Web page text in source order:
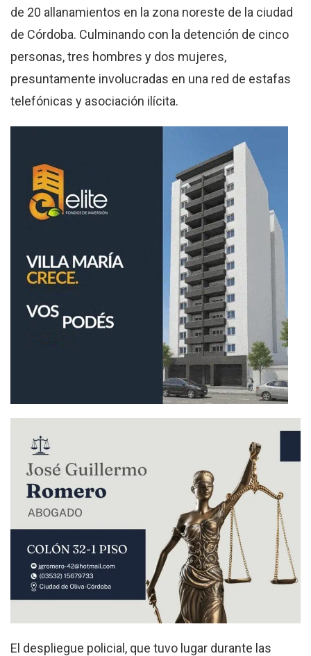
de 20 allanamientos en la zona noreste de la ciudad
de Córdoba. Culminando con la detención de cinco
personas, tres hombres y dos mujeres,
presuntamente involucradas en una red de estafas
telefónicas y asociación ilícita.
El despliegue policial, que tuvo lugar durante las